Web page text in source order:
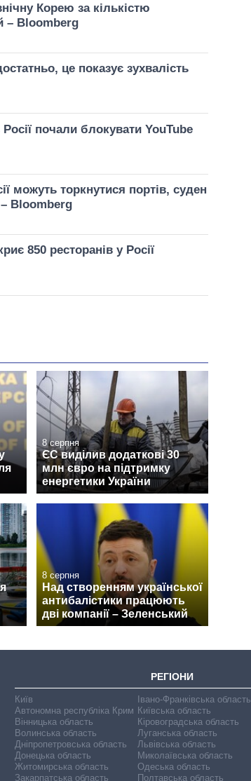
Корею за кількістю
– Bloomberg
це показує зухвалість
почали блокувати YouTube
можуть торкнутися портів, суден
– Bloomberg
850 ресторанів у Росії
8 серпня
ЄС виділив додаткові 30
млн євро на підтримку
енергетики України
8 серпня
Над створенням української
антибалістики працюють
дві компанії – Зеленський
РЕГІОНИ
Київ
Автономна республіка Крим
Вінницька область
Волинська область
Дніпропетровська область
Донецька область
Житомирська область
Закарпатська область
Івано-Франківська область
Київська область
Кіровоградська область
Луганська область
Львівська область
Миколаївська область
Одеська область
Полтавська область